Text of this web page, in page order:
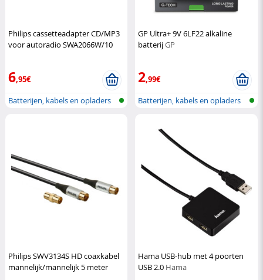
Philips cassetteadapter CD/MP3
voor autoradio SWA2066W/10
6,95€
Batterijen, kabels en opladers
GP Ultra+ 9V 6LF22 alkaline
batterijGP
2,99€
Batterijen, kabels en opladers
Philips SWV3134S HD coaxkabel
mannelijk/mannelijk 5 meter
Hama USB-hub met 4 poorten
USB 2.0 Hama